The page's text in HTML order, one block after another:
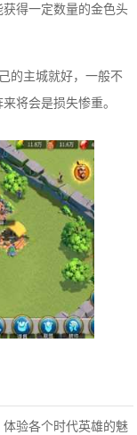
得一定数量的金色头
的主城就好，一般不
将会是损失惨重。
验各个时代英雄的魅